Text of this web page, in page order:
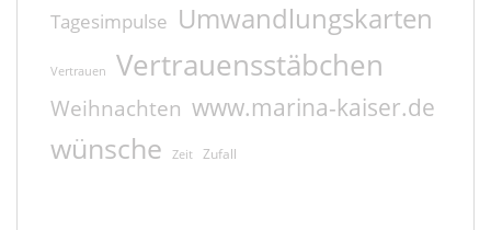
Tagesimpulse Umwandlungskarten
Vertrauen Vertrauensstäbchen
Weihnachten www.marina-kaiser.de
wünsche Zeit Zufall